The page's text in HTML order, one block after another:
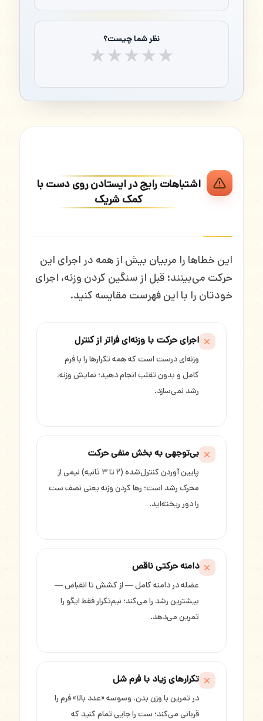
نظر شما چیست؟
★★★★★
اشتباهات رایج در ایستادن روی دست با
کمک شریک
این خطاها را مربیان بیش از همه در اجرای این
حرکت می‌بینند؛ قبل از سنگین کردن وزنه، اجرای
خودتان را با این فهرست مقایسه کنید.
اجرای حرکت با وزنه‌ای فراتر از کنترل
وزنه‌ای درست است که همه تکرارها را با فرم
کامل و بدون تقلب انجام دهید؛ نمایش وزنه،
رشد نمی‌سازد.
بی‌توجهی به بخش منفی حرکت
پایین آوردن کنترل‌شده (۲ تا ۳ ثانیه) نیمی از
محرک رشد است؛ رها کردن وزنه یعنی نصف ست
را دور ریخته‌اید.
دامنه حرکتی ناقص
عضله در دامنه کامل — از کشش تا انقباض —
بیشترین رشد را می‌کند؛ نیم‌تکرار فقط ایگو را
تمرین می‌دهد.
تکرارهای زیاد با فرم شل
در تمرین با وزن بدن، وسوسه «عدد بالا» فرم را
قربانی می‌کند؛ ست را جایی تمام کنید که